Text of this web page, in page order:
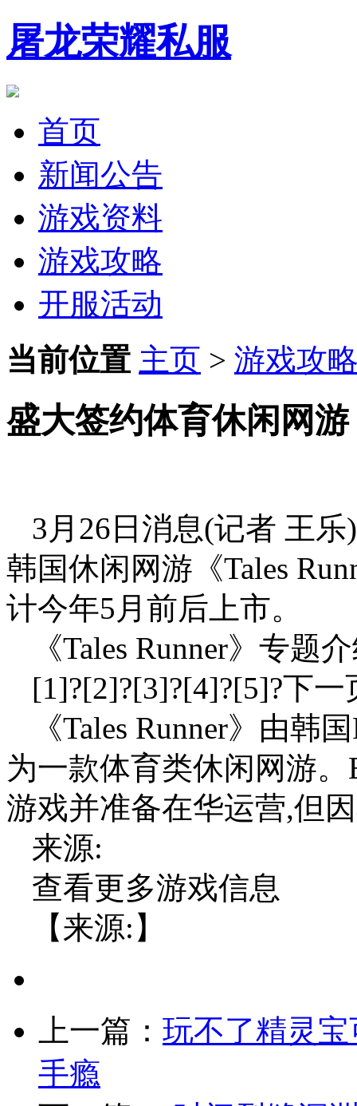
屠龙荣耀私服
首页
新闻公告
游戏资料
游戏攻略
开服活动
当前位置 主页 > 游戏攻
盛大签约体育休闲网
3月26日消息(记者 王
韩国休闲网游《Tales
计今年5月前后上市。
《Tales Runner》专题
[1]?[2]?[3]?[4]?[5]?下一
《Tales Runner》由韩
为一款体育类休闲网游
游戏并准备在华运营,但
来源:
查看更多游戏信息
【来源:】
上一篇： 玩不了精灵
手瘾